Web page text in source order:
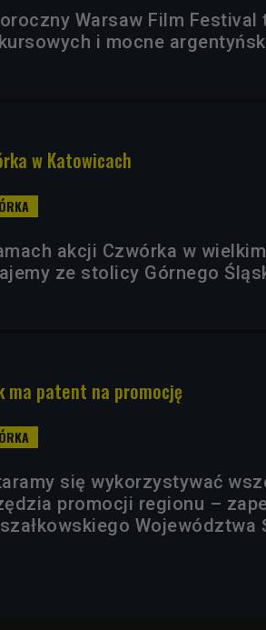
Warsaw Film Festival
i mocne
w Katowicach
akcji Czwórka w
ze stolicy Górnego
ma patent na promocję
się wykorzystywać
promocji regionu –
Województwa